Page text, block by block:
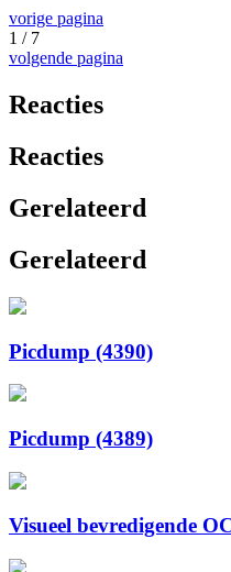
vorige pagina
1 / 7
volgende pagina
Reacties
Reacties
Gerelateerd
Gerelateerd
Picdump (4390)
Picdump (4389)
Visueel bevredigende